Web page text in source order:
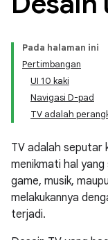
Pada halaman ini
Pertimbangan
UI 10 kaki
Navigasi D-pad
TV adalah
TV adalah seputar
menikmati hal
game, musik,
melakukannya
terjadi.